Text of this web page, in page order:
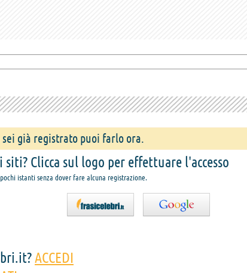
già registrato puoi farlo ora.
Clicca sul logo per effettuare l'accesso
istanti senza dover fare alcuna registrazione.
ACCEDI